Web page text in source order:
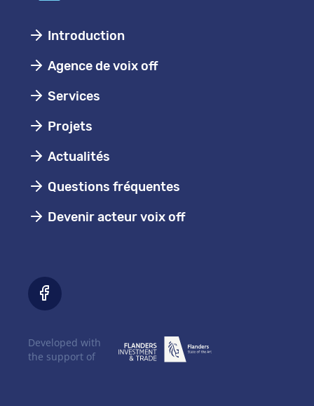
Introduction
Agence de voix off
Services
Projets
Actualités
Questions fréquentes
Devenir acteur voix off
Developed with
the support of